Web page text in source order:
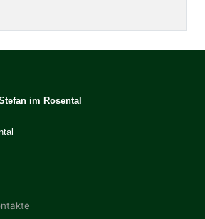
im Rosental